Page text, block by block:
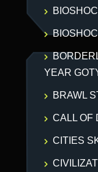
YEAR
BRAWL
CALL OF
CITIES